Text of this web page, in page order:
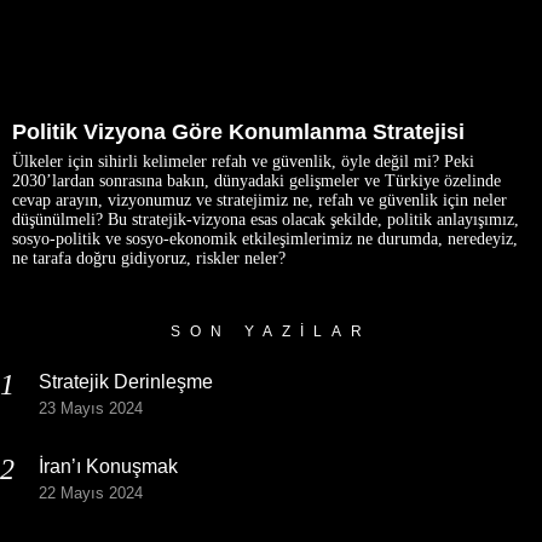
Politik Vizyona Göre Konumlanma Stratejisi
Ülkeler için sihirli kelimeler refah ve güvenlik, öyle değil mi? Peki
2030’lardan sonrasına bakın, dünyadaki gelişmeler ve Türkiye özelinde
cevap arayın, vizyonumuz ve stratejimiz ne, refah ve güvenlik için neler
düşünülmeli? Bu stratejik-vizyona esas olacak şekilde, politik anlayışımız,
sosyo-politik ve sosyo-ekonomik etkileşimlerimiz ne durumda, neredeyiz,
ne tarafa doğru gidiyoruz, riskler neler?
SON YAZILAR
Stratejik Derinleşme
23 Mayıs 2024
İran’ı Konuşmak
22 Mayıs 2024